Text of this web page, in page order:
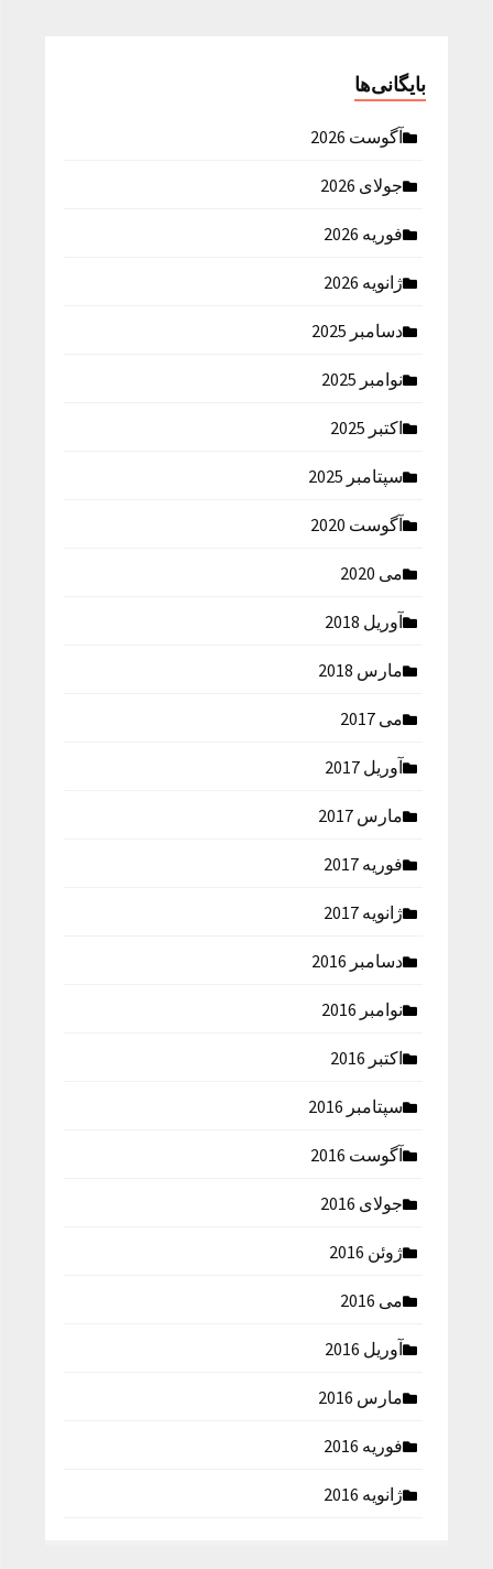
بایگانی‌ها
آگوست 2026
جولای 2026
فوریه 2026
ژانویه 2026
دسامبر 2025
نوامبر 2025
اکتبر 2025
سپتامبر 2025
آگوست 2020
می 2020
آوریل 2018
مارس 2018
می 2017
آوریل 2017
مارس 2017
فوریه 2017
ژانویه 2017
دسامبر 2016
نوامبر 2016
اکتبر 2016
سپتامبر 2016
آگوست 2016
جولای 2016
ژوئن 2016
می 2016
آوریل 2016
مارس 2016
فوریه 2016
ژانویه 2016